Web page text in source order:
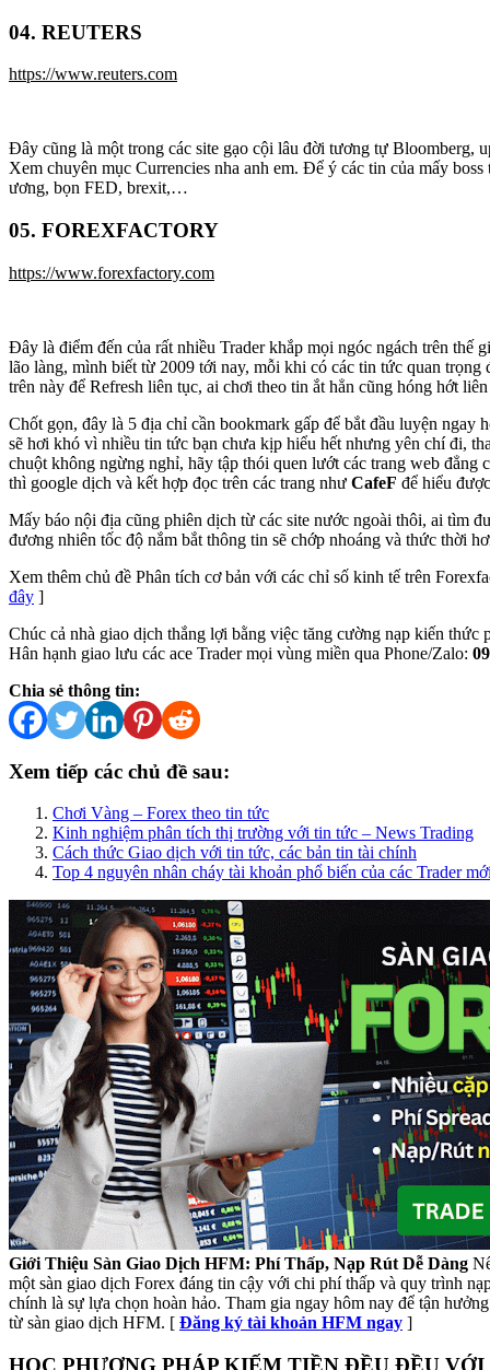
04. REUTERS
https://www.reuters.com
Đây cũng là một trong các site gạo cội lâu đời tương tự Bloomberg,
Xem chuyên mục Currencies nha anh em. Để ý các tin của mấy
ương, bọn FED, brexit,…
05. FOREXFACTORY
https://www.forexfactory.com
Đây là điểm đến của rất nhiều Trader khắp mọi ngóc ngách trên thế
lão làng, mình biết từ 2009 tới nay, mỗi khi có các tin tức quan trọng
trên này để Refresh liên tục, ai chơi theo tin ắt hẳn cũng hóng hớt
Chốt gọn, đây là 5 địa chỉ cần bookmark gấp để bắt đầu luyện ngay
sẽ hơi khó vì nhiều tin tức bạn chưa kịp hiểu hết nhưng yên chí đi,
chuột không ngừng nghỉ, hãy tập thói quen lướt các trang web đẳng
thì google dịch và kết hợp đọc trên các trang như CafeF để hiểu
Mấy báo nội địa cũng phiên dịch từ các site nước ngoài thôi, ai tìm
đương nhiên tốc độ nắm bắt thông tin sẽ chớp nhoáng và thức thời
Xem thêm chủ đề Phân tích cơ bản với các chỉ số kinh tế trên
đây ]
Chúc cả nhà giao dịch thắng lợi bằng việc tăng cường nạp kiến thức
Hân hạnh giao lưu các ace Trader mọi vùng miền qua Phone/Zalo:
Chia sẻ thông tin:
Xem tiếp các chủ đề sau:
Chơi Vàng – Forex theo tin tức
Kinh nghiệm phân tích thị trường với tin tức – News Trading
Cách thức Giao dịch với tin tức, các bản tin tài chính
Top 4 nguyên nhân cháy tài khoản phổ biến của các Trader
Giới Thiệu Sàn Giao Dịch HFM: Phí Thấp, Nạp Rút Dễ Dàng
một sàn giao dịch Forex đáng tin cậy với chi phí thấp và quy trình
chính là sự lựa chọn hoàn hảo. Tham gia ngay hôm nay để tận
từ sàn giao dịch HFM. [ Đăng ký tài khoản HFM ngay ]
HỌC PHƯƠNG PHÁP KIẾM TIỀN ĐỀU ĐỀU